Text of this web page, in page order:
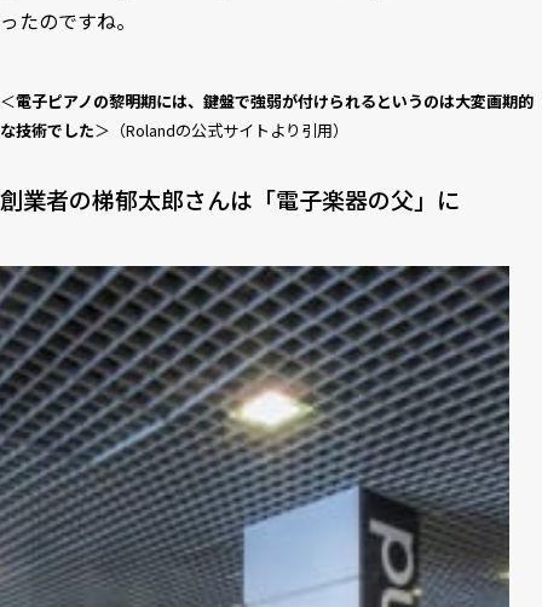
ったのですね。
＜電子ピアノの黎明期には、鍵盤で強弱が付けられるというのは大変画期的
な技術でした＞（Rolandの公式サイトより引用）
創業者の梯郁太郎さんは「電子楽器の父」に